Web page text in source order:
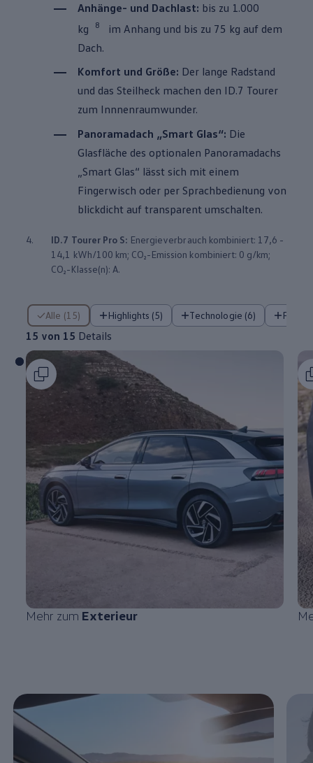
Anhänge- und Dachlast: bis zu 1.000
kg
8
im Anhang und bis zu 75 kg auf dem
Dach.
Komfort und Größe: Der lange Radstand
und das Steilheck machen den ID.7 Tourer
zum Innnenraumwunder.
Panoramadach „Smart Glas“: Die
Glasfläche des optionalen Panoramadachs
„Smart Glas“ lässt sich mit einem
Fingerwisch oder per Sprachbedienung von
blickdicht auf transparent umschalten.
4. ID.7 TourerPro S: Energieverbrauch kombiniert: 17,6 -
14,1 kWh/100 km; CO₂-Emission kombiniert: 0 g/km;
CO₂-Klasse(n): A.
Alle (15) Highlights (5) Technologie (6)
15 von 15 Details
15 von 15 Details
Mehr zum Exterieur
Enable fullscreen mode